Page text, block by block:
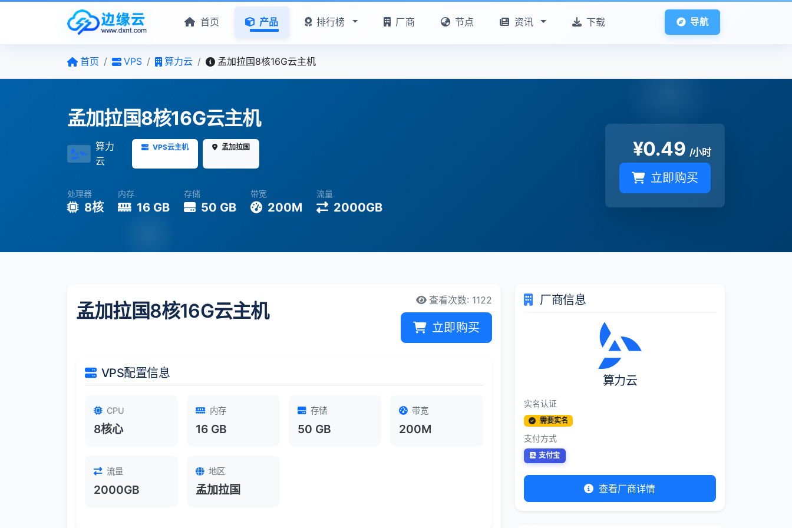
首页 产品 排行榜 厂商 节点 资讯 下载 导航
首页 / VPS / 算力云 / 孟加拉国8核16G云主机
孟加拉国8核16G云主机
算力
云
VPS云主机 孟加拉国
处理器
8核
内存
16 GB
存储
50 GB
带宽
200M
流量
2000GB
¥0.49 /小时
立即购买
孟加拉国8核16G云主机 查看次数: 1122
立即购买
VPS配置信息
CPU
8核心
内存
16 GB
存储
50 GB
带宽
200M
流量
2000GB
地区
孟加拉国
厂商信息
算力云
实名认证
需要实名
支付方式
支付宝
查看厂商详情